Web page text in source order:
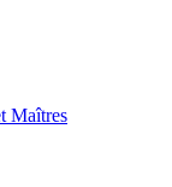
Maîtres